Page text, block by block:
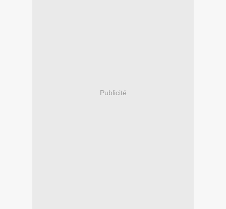
Publicité